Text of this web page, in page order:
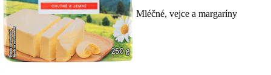
Mléčné, vejce a margaríny